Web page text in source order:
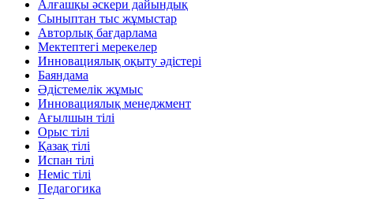
Алғашқы әскери дайындық
Сыныптан тыс жұмыстар
Авторлық бағдарлама
Мектептегі мерекелер
Инновациялық оқыту әдістері
Баяндама
Әдістемелік жұмыс
Инновациялық менеджмент
Ағылшын тілі
Орыс тілі
Қазақ тілі
Испан тілі
Неміс тілі
Педагогика